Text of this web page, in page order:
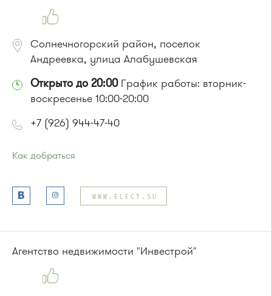
Солнечногорский район, поселок
Андреевка, улица Алабушевская
Открыто до 20:00График работы: вторник-
воскресенье 10:00-20:00
+7 (926) 944-47-40
Как добраться
Автобус № 18.
Маршрутка № 164 WWW.ELECT.SU
Агентство недвижимости "Инвестрой"